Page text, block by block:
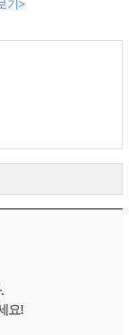
기>
요!